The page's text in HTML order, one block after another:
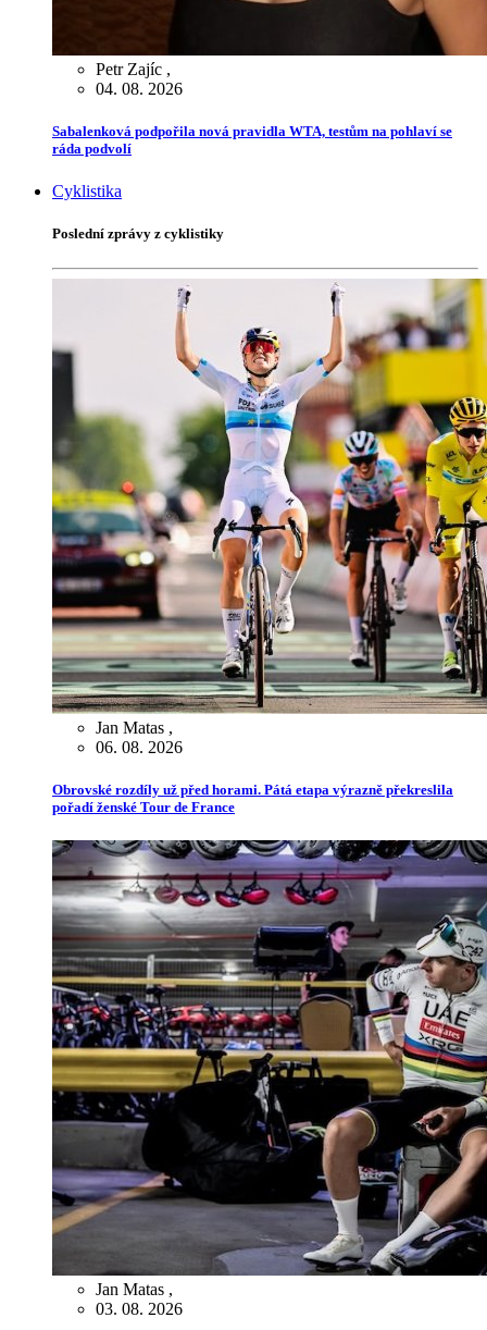
Petr Zajíc ,
04. 08. 2026
Sabalenková podpořila nová pravidla WTA, testům na pohlaví se
ráda podvolí
Cyklistika
Poslední zprávy z cyklistiky
Jan Matas ,
06. 08. 2026
Obrovské rozdíly už před horami. Pátá etapa výrazně překreslila
pořadí ženské Tour de France
Jan Matas ,
03. 08. 2026